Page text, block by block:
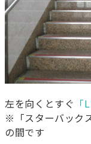
左を向くとすぐ
※「スターバック
の間です